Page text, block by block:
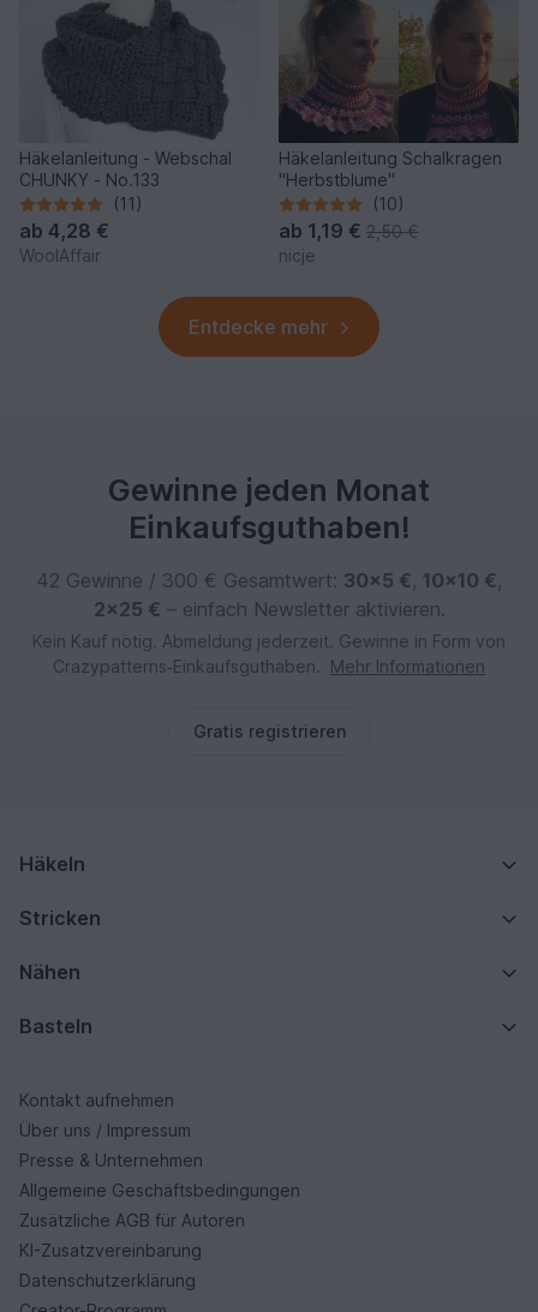
Häkelanleitung - Webschal
CHUNKY - No.133
(11)
ab 4,28 €
WoolAffair
Häkelanleitung Schalkragen
"Herbstblume"
(10)
ab 1,19 € 2,50 €
nicje
Entdecke mehr
Gewinne jeden Monat
Einkaufsguthaben!
42 Gewinne / 300 € Gesamtwert: 30×5 €, 10×10 €,
2×25 € – einfach Newsletter aktivieren.
Kein Kauf nötig. Abmeldung jederzeit. Gewinne in Form von
Crazypatterns‑Einkaufsguthaben.
Mehr Informationen
Gratis registrieren
Häkeln
Stricken
Nähen
Basteln
Kontakt aufnehmen
Über uns / Impressum
Presse & Unternehmen
Allgemeine Geschäftsbedingungen
Zusätzliche AGB für Autoren
KI-Zusatzvereinbarung
Datenschutzerklärung